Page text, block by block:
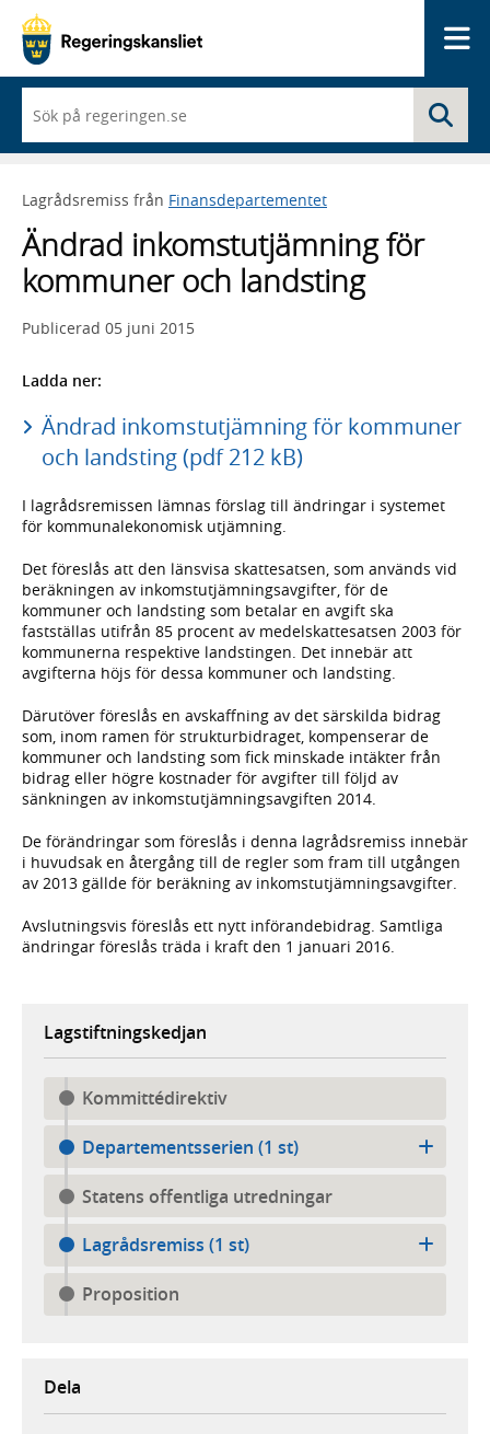
du
börjar
skriva
framträder
en
lista
med
sökförslag
Lagrådsremiss från Finansdepartementet
Ändrad inkomstutjämning för
kommuner och landsting
Publicerad 05 juni 2015
Ladda ner:
Ändrad inkomstutjämning för kommuner
och landsting (pdf 212 kB)
I lagrådsremissen lämnas förslag till ändringar i systemet
för kommunalekonomisk utjämning.
Det föreslås att den länsvisa skattesatsen, som används vid
beräkningen av inkomstutjämningsavgifter, för de
kommuner och landsting som betalar en avgift ska
fastställas utifrån 85 procent av medelskattesatsen 2003 för
kommunerna respektive landstingen. Det innebär att
avgifterna höjs för dessa kommuner och landsting.
Därutöver föreslås en avskaffning av det särskilda bidrag
som, inom ramen för strukturbidraget, kompenserar de
kommuner och landsting som fick minskade intäkter från
bidrag eller högre kostnader för avgifter till följd av
sänkningen av inkomstutjämningsavgiften 2014.
De förändringar som föreslås i denna lagrådsremiss innebär
i huvudsak en återgång till de regler som fram till utgången
av 2013 gällde för beräkning av inkomstutjämningsavgifter.
Avslutningsvis föreslås ett nytt införandebidrag. Samtliga
ändringar föreslås träda i kraft den 1 januari 2016.
Lagstiftningskedjan
Kommittédirektiv
Departementsserien (1 st)
Statens offentliga utredningar
Lagrådsremiss (1 st)
Proposition
Dela